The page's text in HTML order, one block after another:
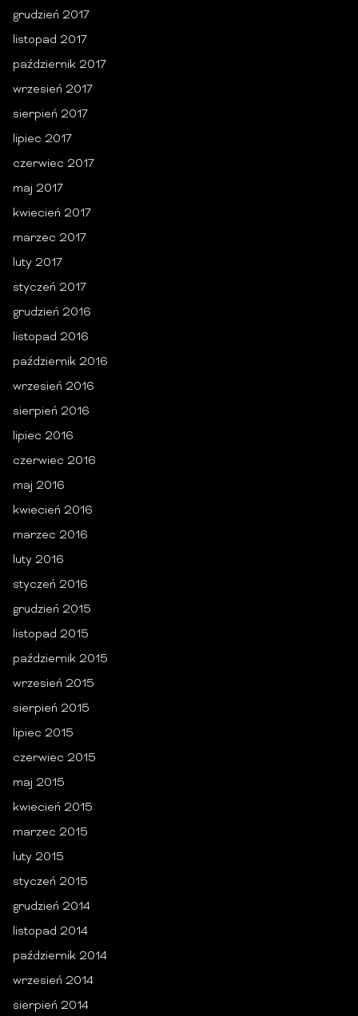
grudzień 2017
listopad 2017
październik 2017
wrzesień 2017
sierpień 2017
lipiec 2017
czerwiec 2017
maj 2017
kwiecień 2017
marzec 2017
luty 2017
styczeń 2017
grudzień 2016
listopad 2016
październik 2016
wrzesień 2016
sierpień 2016
lipiec 2016
czerwiec 2016
maj 2016
kwiecień 2016
marzec 2016
luty 2016
styczeń 2016
grudzień 2015
listopad 2015
październik 2015
wrzesień 2015
sierpień 2015
lipiec 2015
czerwiec 2015
maj 2015
kwiecień 2015
marzec 2015
luty 2015
styczeń 2015
grudzień 2014
listopad 2014
październik 2014
wrzesień 2014
sierpień 2014